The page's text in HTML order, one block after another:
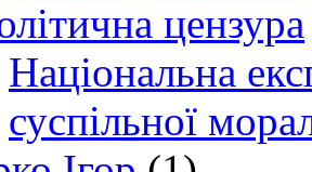
цензура
Національна
суспільної